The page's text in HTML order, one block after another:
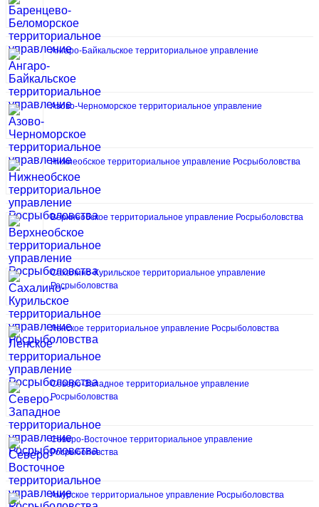
Ангаро-Байкальское территориальное управление
Азово-Черноморское территориальное управление
Нижнеобское территориальное управление Росрыболовства
Верхнеобское территориальное управление Росрыболовства
Сахалино-Курильское территориальное управление
Росрыболовства
Ленское территориальное управление Росрыболовства
Северо-Западное территориальное управление
Росрыболовства
Северо-Восточное территориальное управление
Росрыболовства
Амурское территориальное управление Росрыболовства